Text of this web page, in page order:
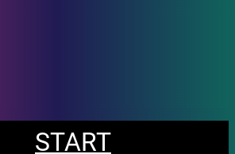
START